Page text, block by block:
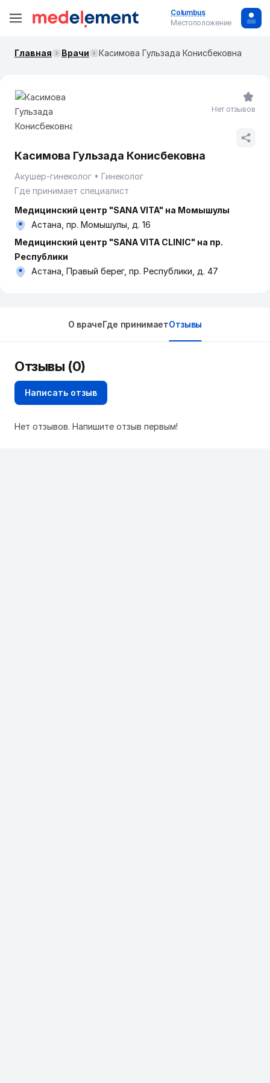
Columbus
Местоположение
Главная Врачи Касимова Гульзада Конисбековна
Касимова Гульзада Конисбековна
Акушер-гинеколог
Гинеколог
Где принимает специалист
Медицинский центр "SANA VITA" на Момышулы
Астана, пр. Момышулы, д. 16
Медицинский центр "SANA VITA CLINIC" на пр.
Республики
Астана, Правый берег, пр. Республики, д. 47
Нет отзывов
О врачеГде принимаетОтзывы
Отзывы (0)
Написать отзыв
Нет отзывов. Напишите отзыв первым!